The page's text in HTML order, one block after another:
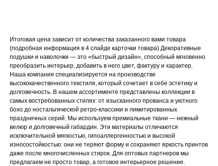
Итоговая цена зависит от количества заказанного вами товара
(подробная информация в 4 слайде карточки товара) Декоративные
подушки и наволочки — это «быстрый дизайн», способный мгновенно
преобразить интерьер, добавить в него цвет, фактуру и характер.
Наша компания специализируется на производстве
высококачественного текстиля, который сочетает в себе эстетику и
долговечность. В нашем ассортименте представлены коллекции в
самых востребованных стилях: от изысканного прованса и уютного
бохо до ностальгической ретро-классики и лимитированных
праздничных серий. Мы используем премиальные ткани — нежный
велюр и долговечный габардин. Эти материалы отличаются
исключительной мягкостью, гипоаллергенностью и высокой
износостойкостью: они не теряют форму и сохраняют яркость принтов
даже после многочисленных стирок. Для оптовых партнеров мы
предлагаем не просто товар, а готовое интерьерное решение.